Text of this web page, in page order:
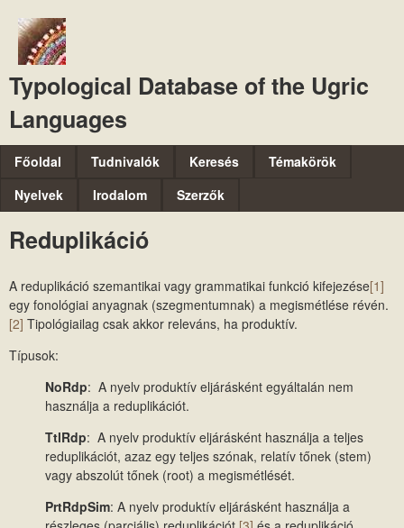
Typological Database of the Ugric
Languages
M
a
i
n
e
n
u
Főoldal Tudnivalók Keresés
Témakörök
Nyelvek
Irodalom Szerzők
Reduplikáció
A reduplikáció szemantikai vagy grammatikai funkció kifejezése[1]
egy fonológiai anyagnak (szegmentumnak) a megismétlése révén.
[2] Tipológiailag csak akkor releváns, ha produktív.
Típusok:
NoRdp: A nyelv produktív eljárásként egyáltalán nem
használja a reduplikációt.
TtlRdp: A nyelv produktív eljárásként használja a teljes
reduplikációt, azaz egy teljes szónak, relatív tőnek (stem)
vagy abszolút tőnek (root) a megismétlését.
PrtRdpSim: A nyelv produktív eljárásként használja a